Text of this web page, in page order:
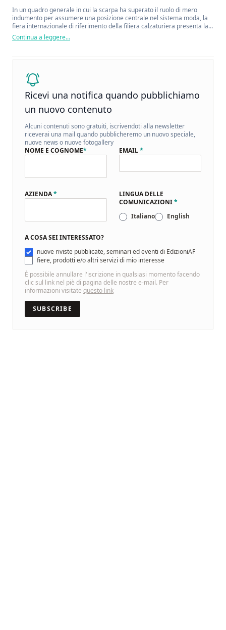
In un quadro generale in cui la scarpa ha superato il ruolo di mero
indumento per assumere una posizione centrale nel sistema moda, la
fiera internazionale di riferimento della filiera calzaturiera presenta la
sua nuova campagna di comunicazione.
Continua a leggere...
Ricevi una notifica quando pubblichiamo
un nuovo contenuto
Alcuni contenuti sono gratuiti, iscrivendoti alla newsletter
riceverai una mail quando pubblicheremo un nuovo speciale,
nuove news o nuove fotogallery
NOME E COGNOME* EMAIL*
AZIENDA*
LINGUA DELLE
COMUNICAZIONI*
Italiano
English
A COSA SEI INTERESSATO?
nuove riviste pubblicate, seminari ed eventi di EdizioniAF
fiere, prodotti e/o altri servizi di mio interesse
È possibile annullare l'iscrizione in qualsiasi momento facendo
clic sul link nel piè di pagina delle nostre e-mail. Per
informazioni visitate questo link